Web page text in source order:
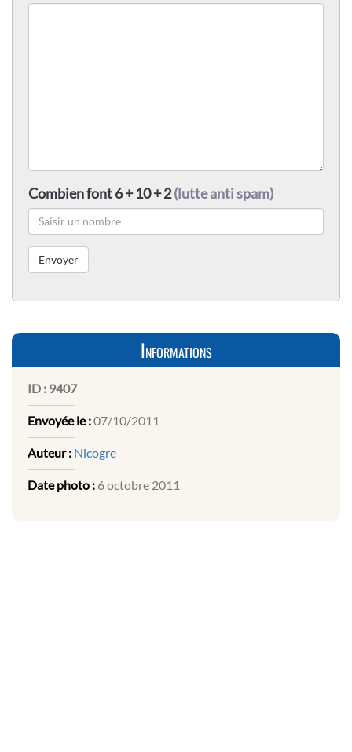
Combien font 6 + 10 + 2(lutte anti spam)
Informations
ID : 9407
Envoyée le :07/10/2011
Auteur : Nicogre
Date photo : 6 octobre 2011